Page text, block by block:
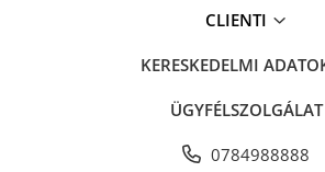
CLIENTI
KERESKEDELMI
ÜGYFÉLSZOLGÁLAT
0784988888